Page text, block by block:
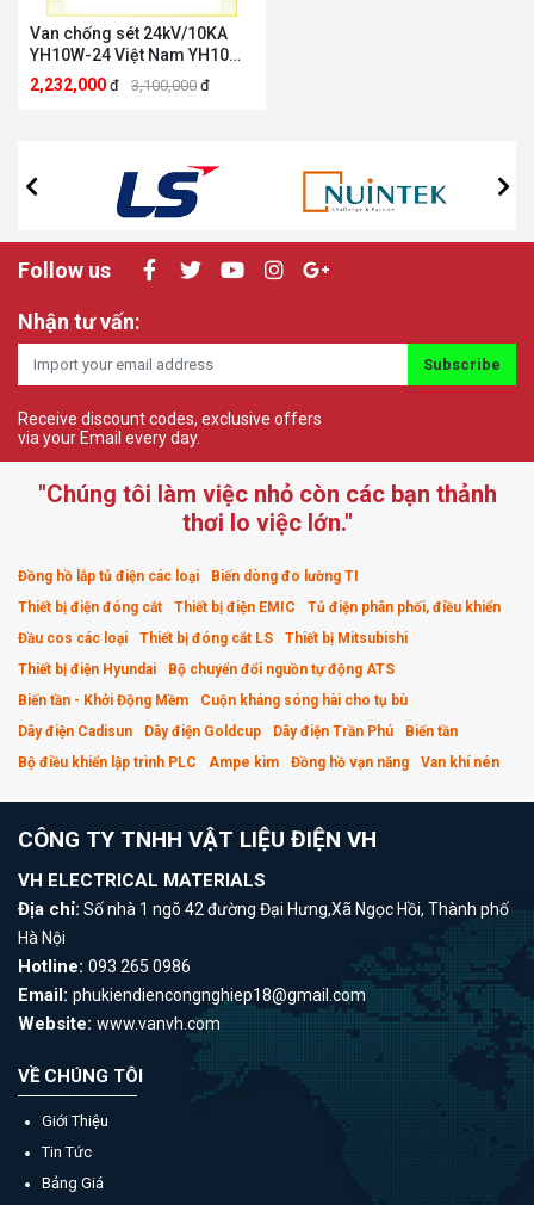
Van chống sét 24kV/10KA
YH10W-24 Việt Nam YH10W-
24
2,232,000 đ 3,100,000 đ
Follow us
Nhận tư vấn:
Subscribe
Receive discount codes, exclusive offers
via your Email every day.
"Chúng tôi làm việc nhỏ còn các bạn thảnh
thơi lo việc lớn."
Đồng hồ lắp tủ điện các loại
Biến dòng đo lường TI
Thiết bị điện đóng cắt
Thiết bị điện EMIC
Tủ điện phân phối, điều khiển
Đầu cos các loại
Thiết bị đóng cắt LS
Thiết bị Mitsubishi
Thiết bị điện Hyundai
Bộ chuyển đổi nguồn tự động ATS
Biến tần - Khởi Động Mềm
Cuộn kháng sóng hài cho tụ bù
Dây điện Cadisun
Dây điện Goldcup Dây điện Trần Phú
Biến tần
Bộ điều khiển lập trình PLC
Ampe kìm Đồng hồ vạn năng Van khí nén
CÔNG TY TNHH VẬT LIỆU ĐIỆN VH
VH ELECTRICAL MATERIALS
Địa chỉ: Số nhà 1 ngõ 42 đường Đại Hưng,Xã Ngọc Hồi, Thành phố
Hà Nội
Hotline: 093 265 0986
Email: phukiendiencongnghiep18@gmail.com
Website: www.vanvh.com
VỀ CHÚNG TÔI
Giới Thiệu
Tin Tức
Bảng Giá